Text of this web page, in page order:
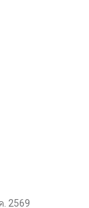
. 2569